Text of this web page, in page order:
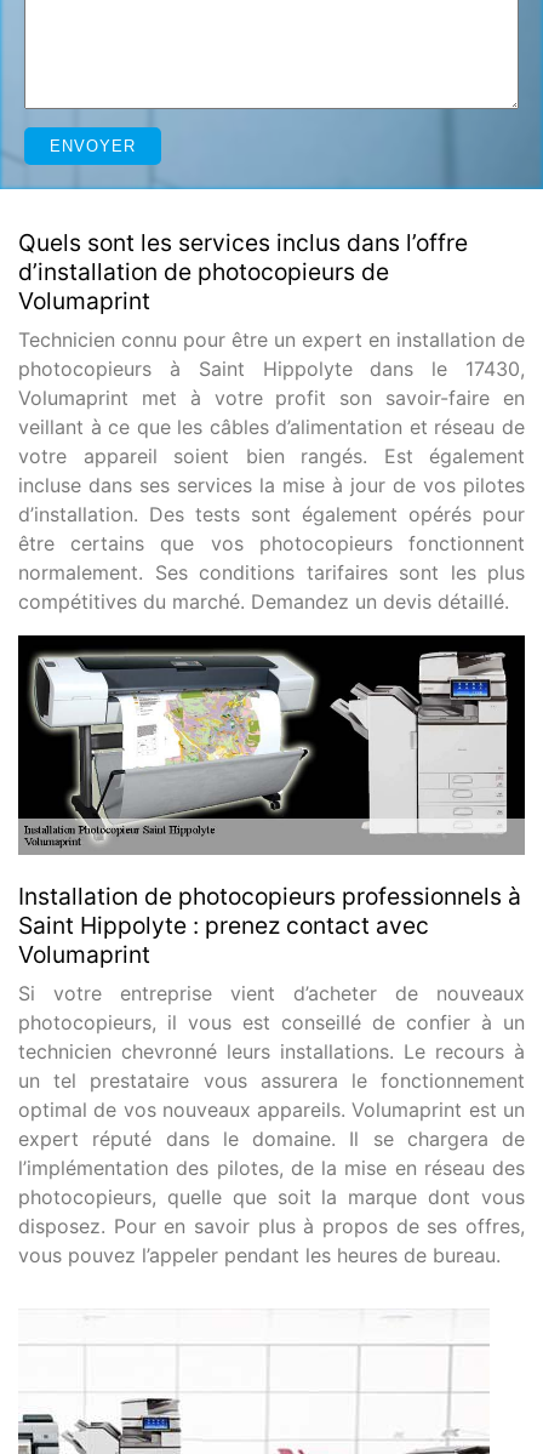
Quels sont les services inclus dans l’offre
d’installation de photocopieurs de
Volumaprint
Technicien connu pour être un expert en installation de
photocopieurs à Saint Hippolyte dans le 17430,
Volumaprint met à votre profit son savoir-faire en
veillant à ce que les câbles d’alimentation et réseau de
votre appareil soient bien rangés. Est également
incluse dans ses services la mise à jour de vos pilotes
d’installation. Des tests sont également opérés pour
être certains que vos photocopieurs fonctionnent
normalement. Ses conditions tarifaires sont les plus
compétitives du marché. Demandez un devis détaillé.
Installation de photocopieurs professionnels à
Saint Hippolyte : prenez contact avec
Volumaprint
Si votre entreprise vient d’acheter de nouveaux
photocopieurs, il vous est conseillé de confier à un
technicien chevronné leurs installations. Le recours à
un tel prestataire vous assurera le fonctionnement
optimal de vos nouveaux appareils. Volumaprint est un
expert réputé dans le domaine. Il se chargera de
l’implémentation des pilotes, de la mise en réseau des
photocopieurs, quelle que soit la marque dont vous
disposez. Pour en savoir plus à propos de ses offres,
vous pouvez l’appeler pendant les heures de bureau.